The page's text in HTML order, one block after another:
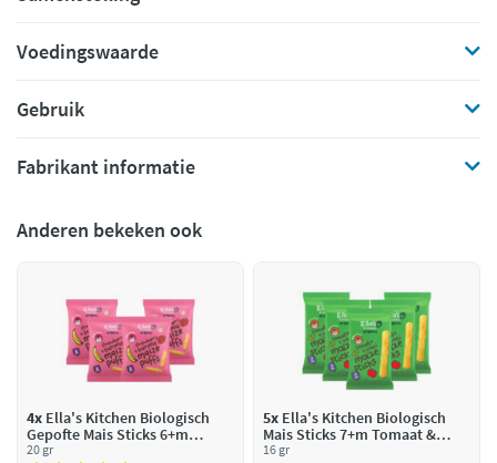
Voedingswaarde
Gebruik
Fabrikant informatie
Anderen bekeken ook
4x Ella's Kitchen Biologisch
Gepofte Mais Sticks 6+m
Aardbei & Banaan
20 gr
5x Ella's Kitchen Biologisch
Mais Sticks 7+m Tomaat &
Basilicum
16 gr